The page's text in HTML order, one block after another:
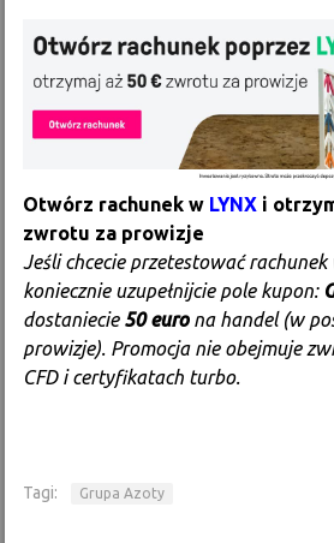
Otwórz rachunek w LYNX i
zwrotu za prowizje
Jeśli chcecie przetestować rachunek
koniecznie uzupełnijcie pole kupon:
dostaniecie 50 eurona handel (w
prowizje). Promocja nie obejmuje
CFD i certyfikatach turbo.
Tagi: Grupa Azoty